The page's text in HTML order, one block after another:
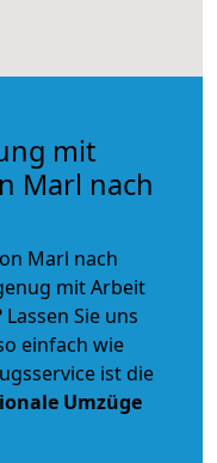
mit
Marl nach
Marl nach
mit Arbeit
Sie uns
einfach wie
ist die
Umzüge